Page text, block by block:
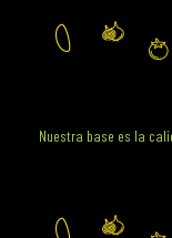
Nuestra base es la